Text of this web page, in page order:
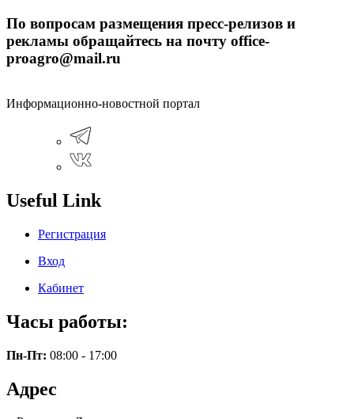
По вопросам размещения пресс-релизов и
рекламы обращайтесь на почту office-
proagro@mail.ru
Информационно-новостной портал
Useful Link
Регистрация
Вход
Кабинет
Часы работы:
Пн-Пт: 08:00 - 17:00
Адрес